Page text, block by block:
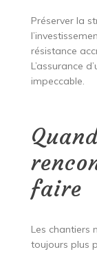
Préserver la
résistance
L’assurance
impeccable.
faire
Les chantiers
toujours plus